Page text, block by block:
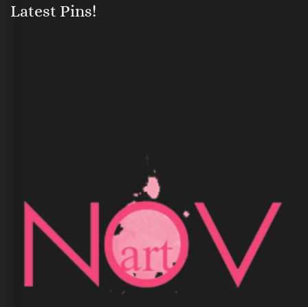
Latest Pins!